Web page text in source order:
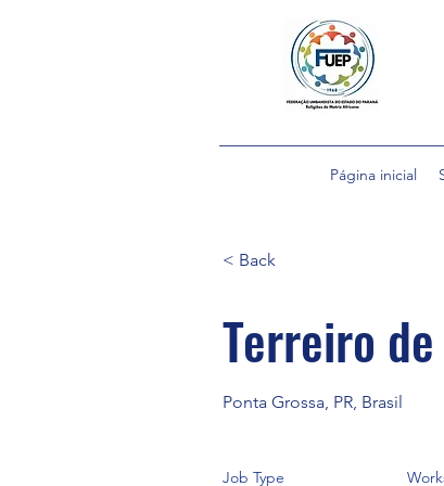
Página inicial
< Back
Terreiro
Ponta Grossa, PR, Brasil
Job Type